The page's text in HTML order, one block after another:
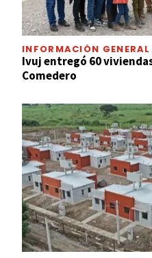
INFORMACIÓN GENERAL
Ivuj entregó 60
Comedero